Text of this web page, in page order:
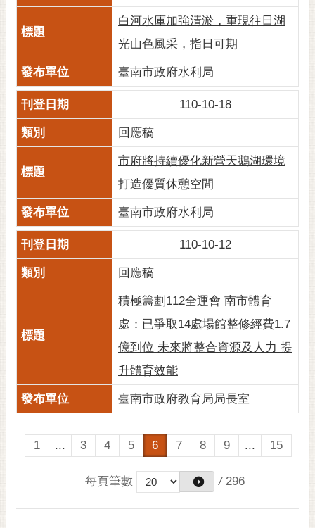
白河水庫加強清淤，重現往日湖
光山色風采，指日可期
臺南市政府水利局
110-10-18
回應稿
市府將持續優化新營天鵝湖環境
打造優質休憩空間
臺南市政府水利局
110-10-12
回應稿
積極籌劃112全運會 南市體育
處：已爭取14處場館整修經費1.7
億到位 未來將整合資源及人力 提
升體育效能
臺南市政府教育局局長室
1 ... 3 4 5 6 7 8 9 ... 15
每頁筆數 / 296